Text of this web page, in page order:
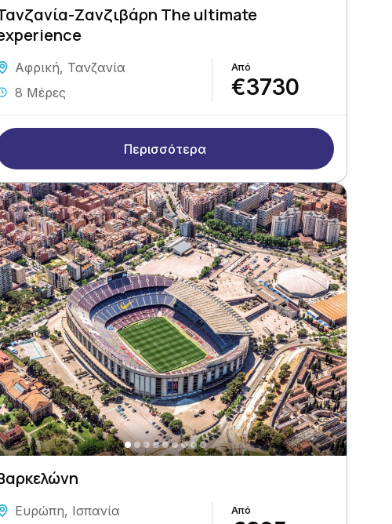
Ζανζιβάρη The ultimate
Αφρική, Τανζανία
8 Μέρες
€3730
Περισσότερα
Ευρώπη, Ισπανία